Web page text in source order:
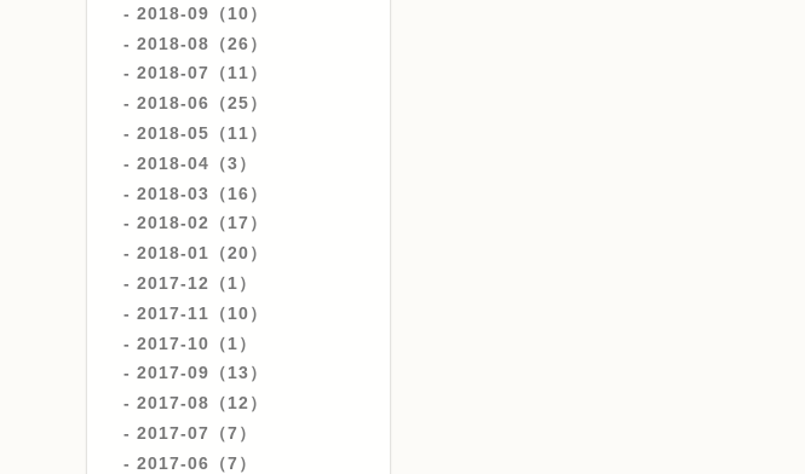
2018-09（10）
2018-08（26）
2018-07（11）
2018-06（25）
2018-05（11）
2018-04（3）
2018-03（16）
2018-02（17）
2018-01（20）
2017-12（1）
2017-11（10）
2017-10（1）
2017-09（13）
2017-08（12）
2017-07（7）
2017-06（7）